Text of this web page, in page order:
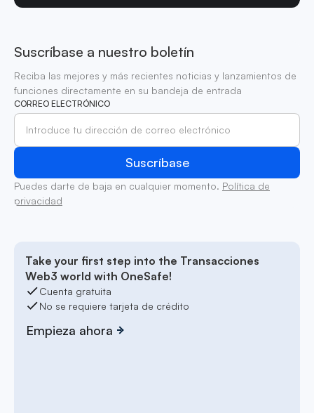
Suscríbase a nuestro boletín
Reciba las mejores y más recientes noticias y lanzamientos de
funciones directamente en su bandeja de entrada
CORREO ELECTRÓNICO
Puedes darte de baja en cualquier momento. Política de
privacidad
Take your first step into the Transacciones
Web3 world with OneSafe!
Cuenta gratuita
No se requiere tarjeta de crédito
Empieza ahora